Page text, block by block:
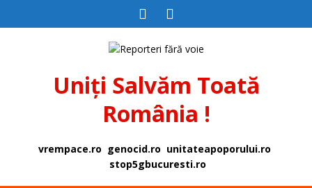
Uniți Salvăm Toată
România !
vrempace.ro genocid.ro unitateapoporului.ro
stop5gbucuresti.ro